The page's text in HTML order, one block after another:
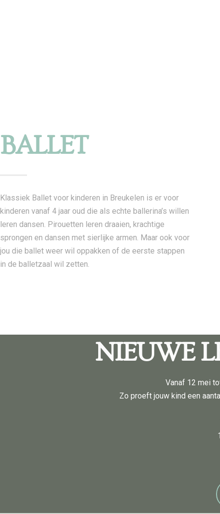
BALLET
Klassiek Ballet voor kinderen in Breukelen is er voor
kinderen vanaf 4 jaar oud die als echte ballerina’s willen
leren dansen. Pirouetten leren draaien, krachtige
sprongen en dansen met sierlijke armen. Maar ook voor
jou die ballet weer wil oppakken of de eerste stappen
in de balletzaal wil zetten.
NIEUWE
Vanaf 12 mei
Zo proeft jouw kind een